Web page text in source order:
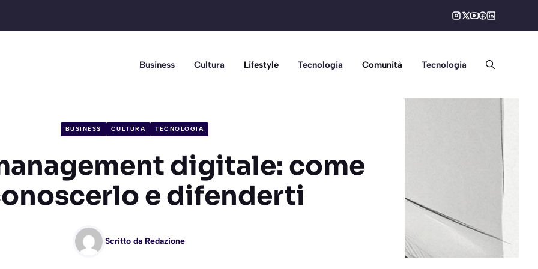
Business Cultura Lifestyle Tecnologia Comunità Tecnologia
BUSINESS CULTURA TECNOLOGIA
digitale: come
e difenderti
Scritto da Redazione